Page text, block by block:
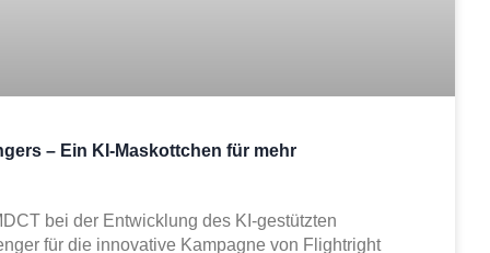
– Ein KI-Maskottchen für mehr
bei der Entwicklung des KI-gestützten
für die innovative Kampagne von Flightright